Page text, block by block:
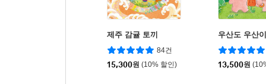
제주 감귤 토끼
84건
15,300원 (10% 할인)
우산도 우산
13,500원